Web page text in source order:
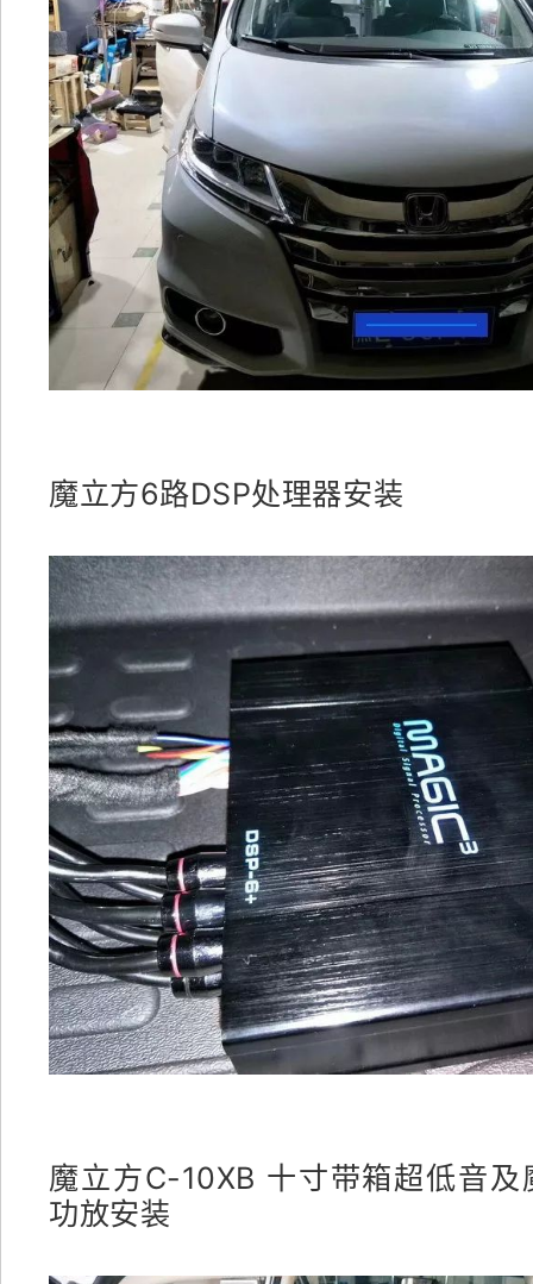
魔立方6路DSP处理器安装
魔立方C-10XB 十寸带箱超低音
功放安装